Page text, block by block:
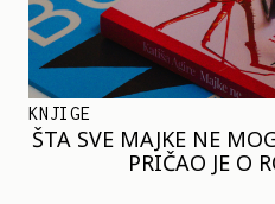
KNJIGE
ŠTA SVE MAJKE NE
PRIČAO JE O